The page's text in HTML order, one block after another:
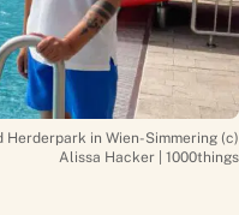
in Wien-Simmering (c)
Alissa Hacker | 1000things